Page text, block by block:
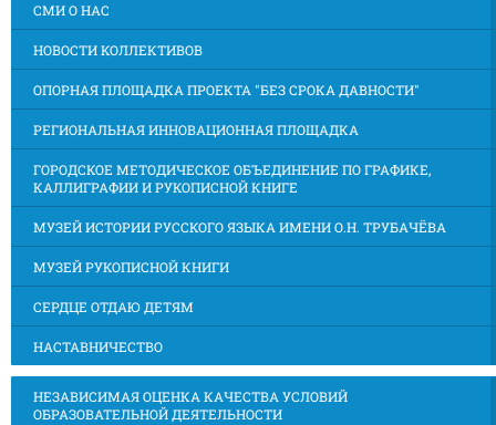
СМИ О НАС
НОВОСТИ КОЛЛЕКТИВОВ
ОПОРНАЯ ПЛОЩАДКА ПРОЕКТА "БЕЗ СРОКА ДАВНОСТИ"
РЕГИОНАЛЬНАЯ ИННОВАЦИОННАЯ ПЛОЩАДКА
ГОРОДСКОЕ МЕТОДИЧЕСКОЕ ОБЪЕДИНЕНИЕ ПО ГРАФИКЕ,
КАЛЛИГРАФИИ И РУКОПИСНОЙ КНИГЕ
МУЗЕЙ ИСТОРИИ РУССКОГО ЯЗЫКА ИМЕНИ О.Н. ТРУБАЧЁВА
МУЗЕЙ РУКОПИСНОЙ КНИГИ
СЕРДЦЕ ОТДАЮ ДЕТЯМ
НАСТАВНИЧЕСТВО
НЕЗАВИСИМАЯ ОЦЕНКА КАЧЕСТВА УСЛОВИЙ
ОБРАЗОВАТЕЛЬНОЙ ДЕЯТЕЛЬНОСТИ